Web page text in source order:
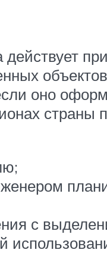
оно
с